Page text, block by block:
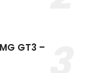
GT3 –